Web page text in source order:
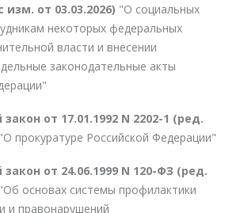
изм. от 03.03.2026) "О социальных
некоторых федеральных
власти и внесении
законодательные акты
от 17.01.1992 N 2202-1 (ред.
"О прокуратуре Российской Федерации"
от 24.06.1999 N 120-ФЗ (ред.
"Об основах системы профилактики
и правонарушений